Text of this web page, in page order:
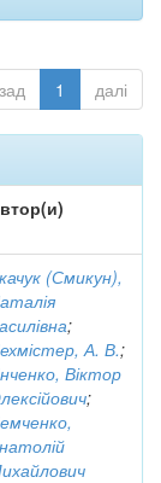
1 далі
(Смикун),
;
А. В.;
Віктор
;